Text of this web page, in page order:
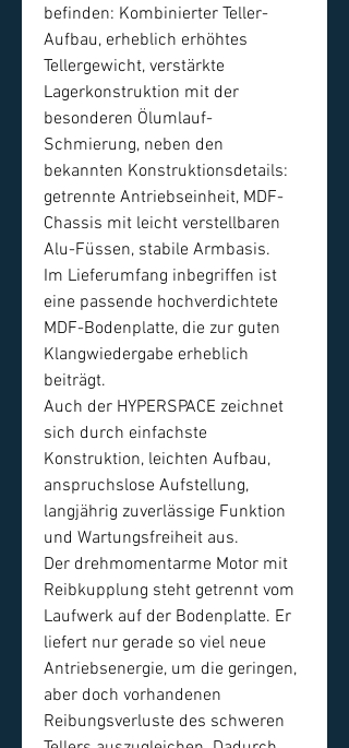
befinden: Kombinierter Teller-
Aufbau, erheblich erhöhtes
Tellergewicht, verstärkte
Lagerkonstruktion mit der
besonderen Ölumlauf-
Schmierung, neben den
bekannten Konstruktionsdetails:
getrennte Antriebseinheit, MDF-
Chassis mit leicht verstellbaren
Alu-Füssen, stabile Armbasis.
Im Lieferumfang inbegriffen ist
eine passende hochverdichtete
MDF-Bodenplatte, die zur guten
Klangwiedergabe erheblich
beiträgt.
Auch der HYPERSPACE zeichnet
sich durch einfachste
Konstruktion, leichten Aufbau,
anspruchslose Aufstellung,
langjährig zuverlässige Funktion
und Wartungsfreiheit aus.
Der drehmomentarme Motor mit
Reibkupplung steht getrennt vom
Laufwerk auf der Bodenplatte. Er
liefert nur gerade so viel neue
Antriebsenergie, um die geringen,
aber doch vorhandenen
Reibungsverluste des schweren